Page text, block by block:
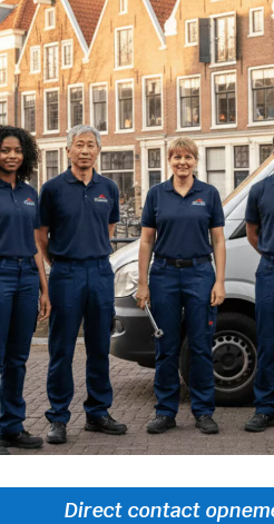
Direct contact